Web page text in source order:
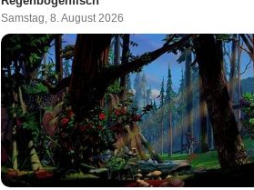
Samstag, 8. August 2026